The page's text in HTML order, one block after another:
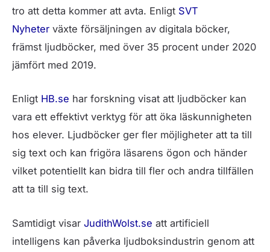
tro att detta kommer att avta. Enligt SVT
Nyheter växte försäljningen av digitala böcker,
främst ljudböcker, med över 35 procent under 2020
jämfört med 2019.
Enligt HB.se har forskning visat att ljudböcker kan
vara ett effektivt verktyg för att öka läskunnigheten
hos elever. Ljudböcker ger fler möjligheter att ta till
sig text och kan frigöra läsarens ögon och händer
vilket potentiellt kan bidra till fler och andra tillfällen
att ta till sig text.
Samtidigt visar JudithWolst.se att artificiell
intelligens kan påverka ljudboksindustrin genom att